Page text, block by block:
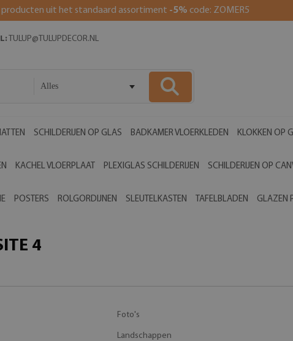
producten uit het standaard assortiment -5% code: ZOMER5
TULUP@TULUPDECOR.NL
Alles
SCHILDERIJEN OP GLAS BADKAMER VLOERKLEDEN KLOKKEN OP
KACHEL VLOERPLAAT PLEXIGLAS SCHILDERIJEN SCHILDERIJEN OP
POSTERS ROLGORDIJNEN SLEUTELKASTEN TAFELBLADEN GLAZEN
4
Foto's
Landschappen